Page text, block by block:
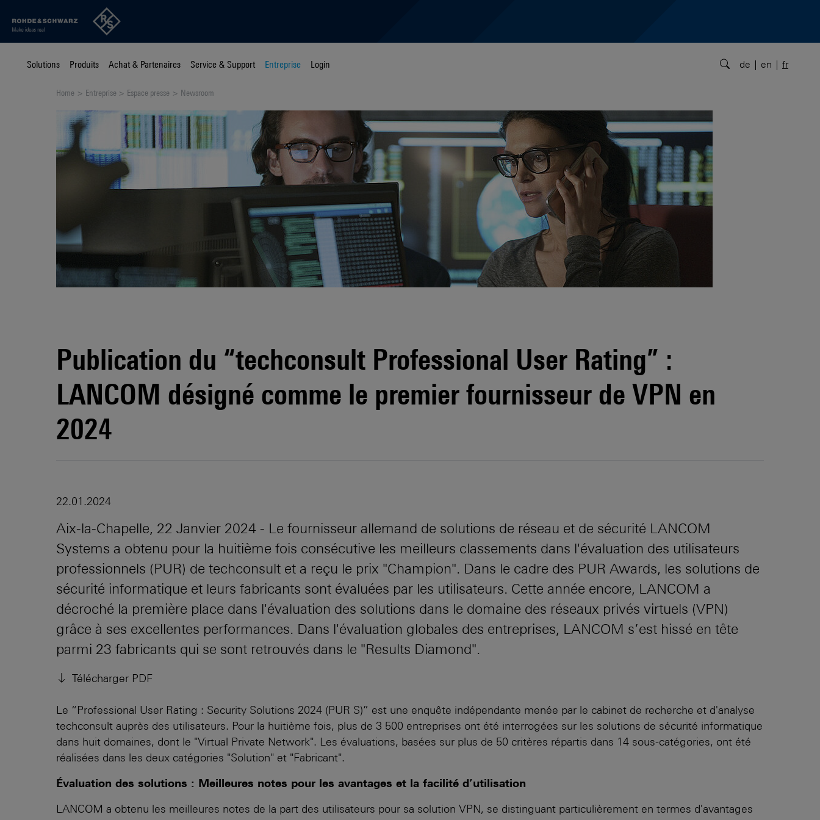
Solutions Produits Achat & Partenaires Service & Support Entreprise Login de en fr
Home Entreprise Espace presse Newsroom
Publication du “techconsult Professional User Rating” :
LANCOM désigné comme le premier fournisseur de VPN en
2024
22.01.2024
Aix-la-Chapelle, 22 Janvier 2024 - Le fournisseur allemand de solutions de réseau et de sécurité LANCOM
Systems a obtenu pour la huitième fois consécutive les meilleurs classements dans l'évaluation des utilisateurs
professionnels (PUR) de techconsult et a reçu le prix "Champion". Dans le cadre des PUR Awards, les solutions de
sécurité informatique et leurs fabricants sont évaluées par les utilisateurs. Cette année encore, LANCOM a
décroché la première place dans l'évaluation des solutions dans le domaine des réseaux privés virtuels (VPN)
grâce à ses excellentes performances. Dans l'évaluation globales des entreprises, LANCOM s’est hissé en tête
parmi 23 fabricants qui se sont retrouvés dans le "Results Diamond".
Télécharger PDF
Le “Professional User Rating : Security Solutions 2024 (PUR S)” est une enquête indépendante menée par le cabinet de recherche et d'analyse
techconsult auprès des utilisateurs. Pour la huitième fois, plus de 3 500 entreprises ont été interrogées sur les solutions de sécurité informatique
dans huit domaines, dont le "Virtual Private Network". Les évaluations, basées sur plus de 50 critères répartis dans 14 sous-catégories, ont été
réalisées dans les deux catégories "Solution" et "Fabricant".
Évaluation des solutions : Meilleures notes pour les avantages et la facilité d’utilisation
LANCOM a obtenu les meilleures notes de la part des utilisateurs pour sa solution VPN, se distinguant particulièrement en termes d'avantages